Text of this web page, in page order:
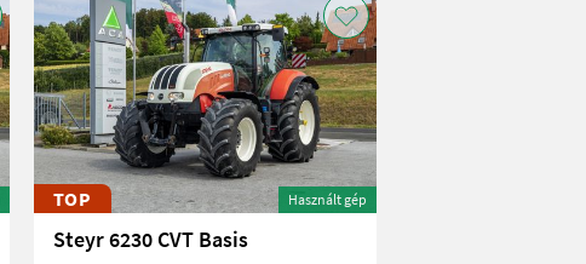
TOP Használt gép
Steyr 6230 CVT Basis